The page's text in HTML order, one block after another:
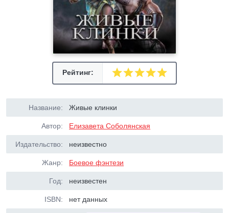
Рейтинг:
Название: Живые клинки
Автор: Елизавета Соболянская
Издательство: неизвестно
Жанр: Боевое фэнтези
Год: неизвестен
ISBN: нет данных